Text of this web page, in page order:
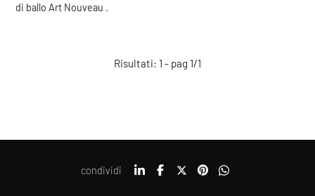
di ballo Art Nouveau .
Risultati: 1 - pag 1/1
condividi